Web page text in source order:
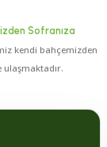
Sofranıza
kendi bahçemizden
ulaşmaktadır.